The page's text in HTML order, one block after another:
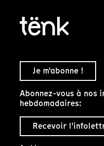
Je m'abonne !
Abonnez-vous à nos
hebdomadaires:
Recevoir